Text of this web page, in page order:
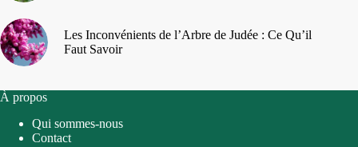
Les Inconvénients de l’Arbre de Judée : Ce Qu’il
Faut Savoir
À propos
Qui sommes-nous
Contact